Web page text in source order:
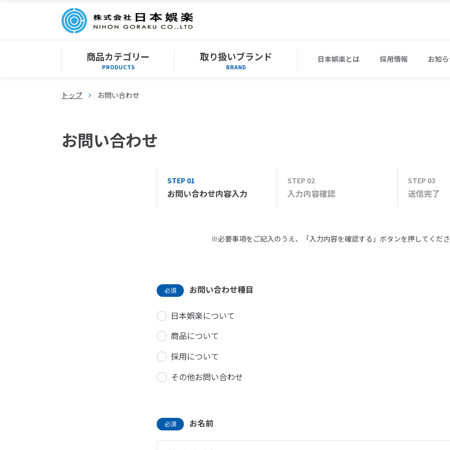
商品カテゴリー
PRODUCTS
取り扱いブランド
BRAND
日本娯楽とは 採用情報 お知
トップ お問い合わせ
お問い合わせ
STEP 01
お問い合わせ内容入力
STEP 02
入力内容確認
STEP 03
送信完了
※必要事項をご記入のうえ、「入力内容を確認する」ボタンを押してくだ
必須 お問い合わせ種目
日本娯楽について
商品について
採用について
その他お問い合わせ
必須 お名前